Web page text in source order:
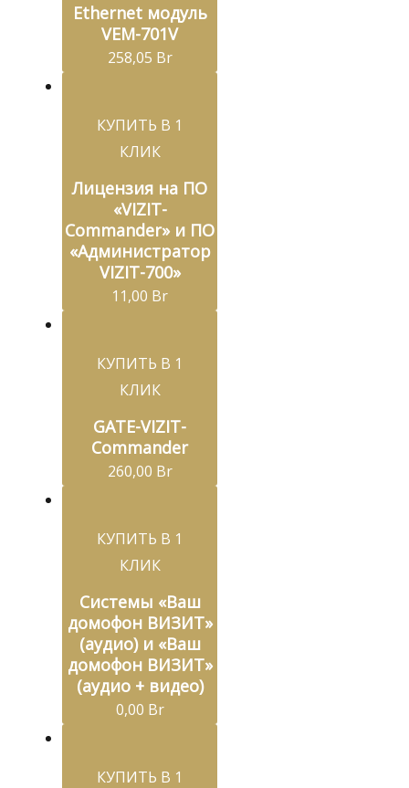
Ethernet модуль
VEM-701V
258,05 Br
КУПИТЬ В 1
КЛИК
Лицензия на ПО
«VIZIT-
Commander» и ПО
«Администратор
VIZIT-700»
11,00 Br
КУПИТЬ В 1
КЛИК
GATE-VIZIT-
Commander
260,00 Br
КУПИТЬ В 1
КЛИК
Системы «Ваш
домофон ВИЗИТ»
(аудио) и «Ваш
домофон ВИЗИТ»
(аудио + видео)
0,00 Br
КУПИТЬ В 1